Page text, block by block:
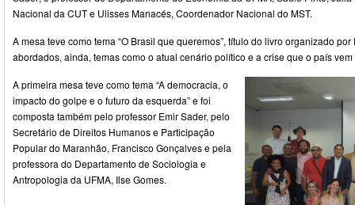
Nacional da CUT e Ulisses Manacés, Coordenador Nacional do MST.
A mesa teve como tema “O Brasil que queremos”, título do livro organizado por
abordados, ainda, temas como o atual cenário político e a crise que o país
A primeira mesa teve como tema “A democracia, o
impacto do golpe e o futuro da esquerda” e foi
composta também pelo professor Emir Sader, pelo
Secretário de Direitos Humanos e Participação
Popular do Maranhão, Francisco Gonçalves e pela
professora do Departamento de Sociologia e
Antropologia da UFMA, Ilse Gomes.